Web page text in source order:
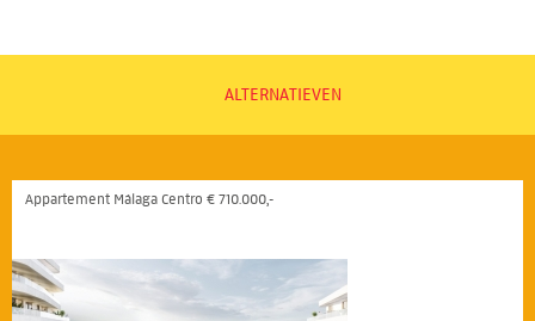
ALTERNATIEVEN
Appartement Málaga Centro € 710.000,-